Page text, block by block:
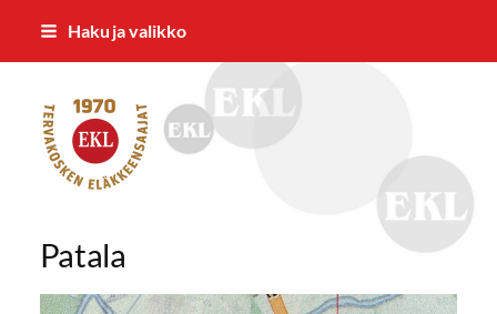
Siirry
Haku ja valikko
Tervakosken Eläkkeensaajat ry
Patala